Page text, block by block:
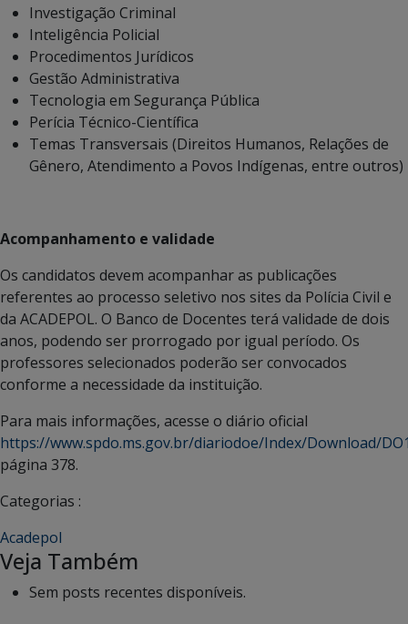
Investigação Criminal
Inteligência Policial
Procedimentos Jurídicos
Gestão Administrativa
Tecnologia em Segurança Pública
Perícia Técnico-Científica
Temas Transversais (Direitos Humanos, Relações de
Gênero, Atendimento a Povos Indígenas, entre outros)
Acompanhamento e validade
Os candidatos devem acompanhar as publicações
referentes ao processo seletivo nos sites da Polícia Civil e
da ACADEPOL. O Banco de Docentes terá validade de dois
anos, podendo ser prorrogado por igual período. Os
professores selecionados poderão ser convocados
conforme a necessidade da instituição.
Para mais informações, acesse o diário oficial
https://www.spdo.ms.gov.br/diariodoe/Index/Download/
página 378.
Categorias :
Acadepol
Veja Também
Sem posts recentes disponíveis.